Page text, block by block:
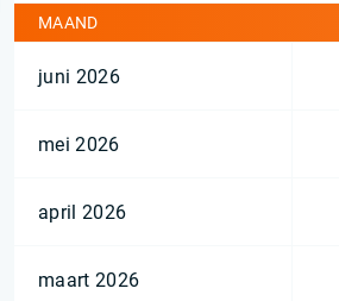
MAAND
juni 2026
mei 2026
april 2026
maart 2026